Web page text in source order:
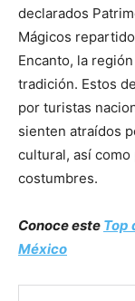
declarados
Mágicos
Encanto, la
tradición. Estos
por turistas
sienten atraídos
cultural, así
costumbres.
Conoce este Top
México